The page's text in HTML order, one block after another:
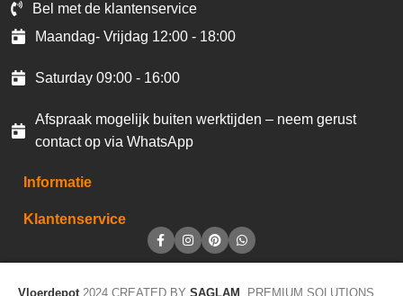
Bel met de klantenservice
Maandag- Vrijdag 12:00 - 18:00
Saturday 09:00 - 16:00
Afspraak mogelijk buiten werktijden – neem gerust
contact op via WhatsApp
Informatie
Klantenservice
Vloerdepot 2024 CREATED BY SAGLAM . PREMIUM SOLUTIONS.